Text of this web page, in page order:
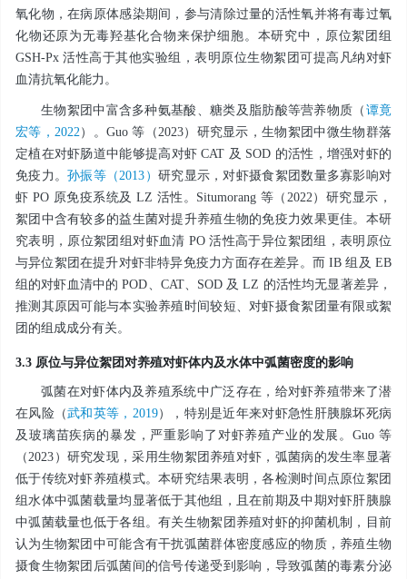
氧化物，在病原体感染期间，参与清除过量的活性氧并将有毒过氧
化物还原为无毒羟基化合物来保护细胞。本研究中，原位絮团组
GSH-Px 活性高于其他实验组，表明原位生物絮团可提高凡纳对虾
血清抗氧化能力。
生物絮团中富含多种氨基酸、糖类及脂肪酸等营养物质（ 谭竟
宏等，2022 ）。Guo 等（2023）研究显示，生物絮团中微生物群落
定植在对虾肠道中能够提高对虾 CAT 及 SOD 的活性，增强对虾的
免疫力。孙振等（2013） 研究显示，对虾摄食絮团数量多寡影响对
虾 PO 原免疫系统及 LZ 活性。Situmorang 等（2022）研究显示，
絮团中含有较多的益生菌对提升养殖生物的免疫力效果更佳。本研
究表明，原位絮团组对虾血清 PO 活性高于异位絮团组，表明原位
与异位絮团在提升对虾非特异免疫力方面存在差异。而 IB 组及 EB
组的对虾血清中的 POD、CAT、SOD 及 LZ 的活性均无显著差异，
推测其原因可能与本实验养殖时间较短、对虾摄食絮团量有限或絮
团的组成成分有关。
3.3 原位与异位絮团对养殖对虾体内及水体中弧菌密度的影响
弧菌在对虾体内及养殖系统中广泛存在，给对虾养殖带来了潜
在风险（武和英等，2019），特别是近年来对虾急性肝胰腺坏死病
及玻璃苗疾病的暴发，严重影响了对虾养殖产业的发展。Guo 等
（2023）研究发现，采用生物絮团养殖对虾，弧菌病的发生率显著
低于传统对虾养殖模式。本研究结果表明，各检测时间点原位絮团
组水体中弧菌载量均显著低于其他组，且在前期及中期对虾肝胰腺
中弧菌载量也低于各组。有关生物絮团养殖对虾的抑菌机制，目前
认为生物絮团中可能含有干扰弧菌群体密度感应的物质，养殖生物
摄食生物絮团后弧菌间的信号传递受到影响，导致弧菌的毒素分泌